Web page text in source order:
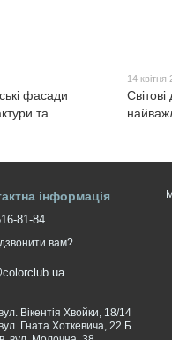
фасади
та
14 квітня
інформація
81-84
вам?
Вікентія Хвойки, 18/14
вул. Гната Хоткевича, 22 Б